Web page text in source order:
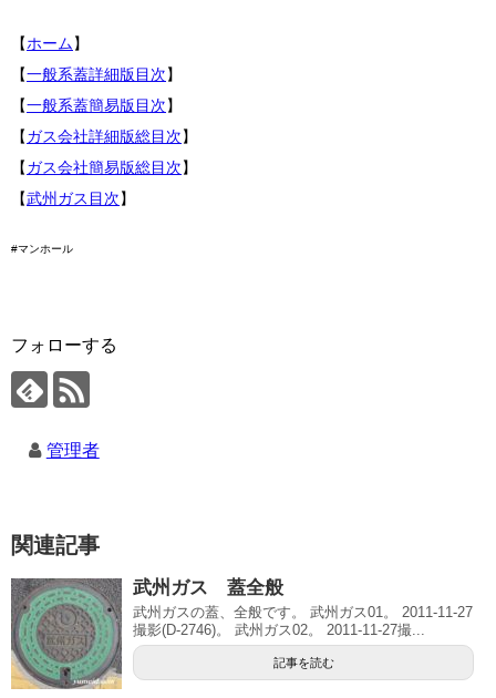
【ホーム】
【一般系蓋詳細版目次】
【一般系蓋簡易版目次】
【ガス会社詳細版総目次】
【ガス会社簡易版総目次】
【武州ガス目次】
#マンホール
フォローする
管理者
関連記事
武州ガス 蓋全般
武州ガスの蓋、全般です。 武州ガス01。 2011-11-27
撮影(D-2746)。 武州ガス02。 2011-11-27撮...
記事を読む